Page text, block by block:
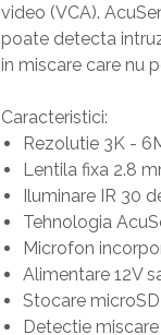
video (VCA).
poate detecta
in miscare care nu
Caracteristici:
Rezolutie 3K -
Lentila fixa 2.8
Iluminare IR 30
Tehnologia
Microfon
Alimentare 12V
Stocare
Detectie miscare